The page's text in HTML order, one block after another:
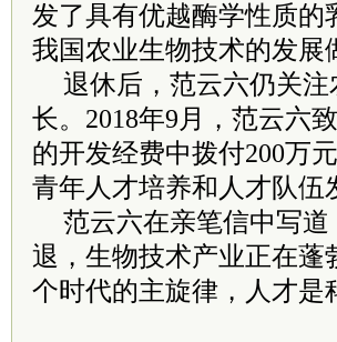
发了具有优越酶学性质
我国农业生物技术的发展
退休后，范云六仍关
长。2018年9月，范云六
的开发经费中拨付200万
青年人才培养和人才队伍
范云六在亲笔信中写
退，生物技术产业正在蓬
个时代的主旋律，人才是